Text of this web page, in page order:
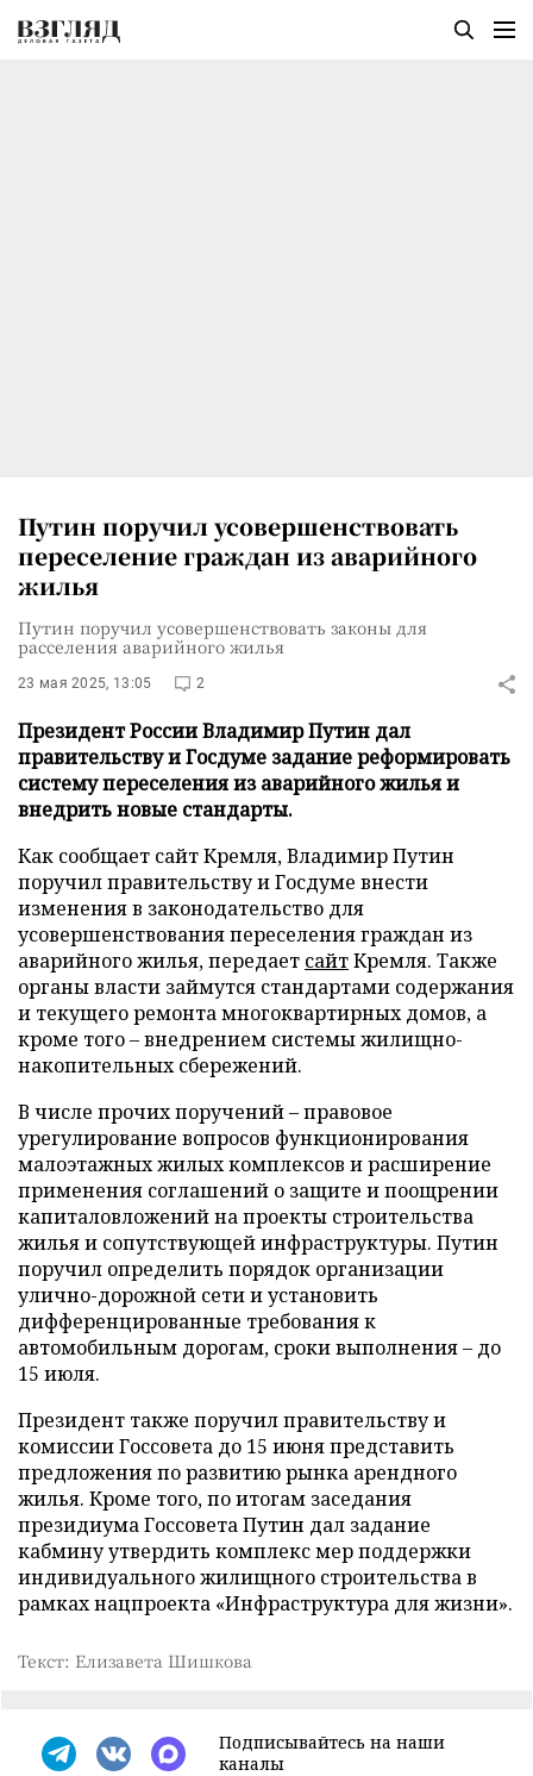
Путин поручил усовершенствовать
переселение граждан из аварийного
жилья
Путин поручил усовершенствовать законы для
расселения аварийного жилья
23 мая 2025, 13:05 2
Президент России Владимир Путин дал
правительству и Госдуме задание реформировать
систему переселения из аварийного жилья и
внедрить новые стандарты.
Как сообщает сайт Кремля, Владимир Путин
поручил правительству и Госдуме внести
изменения в законодательство для
усовершенствования переселения граждан из
аварийного жилья, передает сайтКремля. Также
органы власти займутся стандартами содержания
и текущего ремонта многоквартирных домов, а
кроме того – внедрением системы жилищно-
накопительных сбережений.
В числе прочих поручений – правовое
урегулирование вопросов функционирования
малоэтажных жилых комплексов и расширение
применения соглашений о защите и поощрении
капиталовложений на проекты строительства
жилья и сопутствующей инфраструктуры. Путин
поручил определить порядок организации
улично-дорожной сети и установить
дифференцированные требования к
автомобильным дорогам, сроки выполнения – до
15 июля.
Президент также поручил правительству и
комиссии Госсовета до 15 июня представить
предложения по развитию рынка арендного
жилья. Кроме того, по итогам заседания
президиума Госсовета Путин дал задание
кабмину утвердить комплекс мер поддержки
индивидуального жилищного строительства в
рамках нацпроекта «Инфраструктура для жизни».
Текст: Елизавета Шишкова
Подписывайтесь на наши
каналы